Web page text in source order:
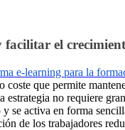
facilitar el
e-learning para la
coste que permite
estrategia no requiere
se activa en forma
de los trabajadores